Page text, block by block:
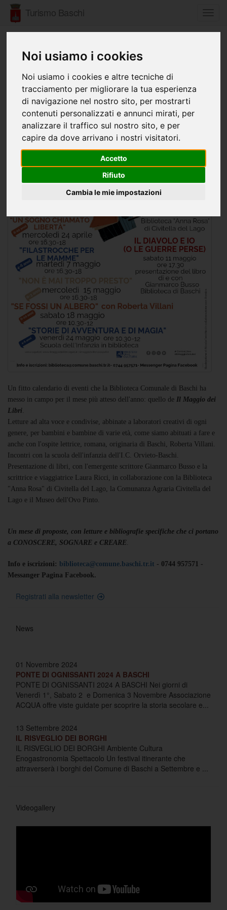
Noi usiamo i cookies
Noi usiamo i cookies e altre tecniche di
tracciamento per migliorare la tua esperienza
di navigazione nel nostro sito, per mostrarti
contenuti personalizzati e annunci mirati, per
analizzare il traffico sul nostro sito, e per
capire da dove arrivano i nostri visitatori.
Accetto
Rifiuto
Cambia le mie impostazioni
Turismo Baschi
dal 23 Aprile al 24 Maggio 2024
SOGNARE, CREARE
Un fitto calendario di eventi che la Biblioteca Comunale di Baschi ha
messo in campo per il mese più atteso dell'anno: quello de Il Maggio dei
Libri.
Letture ad alta voce e condivise, abbinate a laboratori creativi di ogni
genere, per bambini e bambine di varie età, come siamo abituati a fare e
anche con l'ospite lettrice, romana, originaria di Baschi, Roberta Villani.
Incontri con la scuola dell'infanzia dell'I.C. Orvieto-Baschi.
Presentazione di libri, con l'emergente scrittore Gianmarco Busso e la
scrittrice e viaggiatrice Laura Ricci, in collaborazione con la Biblioteca
"Anna Rosa" di Civitella del Lago, la Comunanza Agraria Civitella del
Lago e il Museo dell'Ovo Pinto.
Un mese di proposte, con letture e bibliografie specifiche che ci portano
a CONOSCERE, SOGNARE e CREARE.
Info e iscrizioni: biblioteca@comune.baschi.tr.it - 0744 957571 -
Messanger Pagina Facebook.
Registrati alla newsletter
News
01 Novembre 2024
PONTE DI OGNISSANTI 2024 A BASCHI
PONTE DI OGNISSANTI 2024 A BASCHI Nei giorni di
Venerdì 1°, Sabato 2 e Domenica 3 Novembre Associazione
ACQUA offre viste guidate per scoprire la storia secolare e...
13 Settembre 2024
IL RISVEGLIO DEI BORGHI
IL RISVEGLIO DEI BORGHI Ambiente Cultura
Enogastronomia Spettacolo Un festival itinerante che
attraverserà i borghi del Comune di Baschi a Settembre e ...
Videogallery